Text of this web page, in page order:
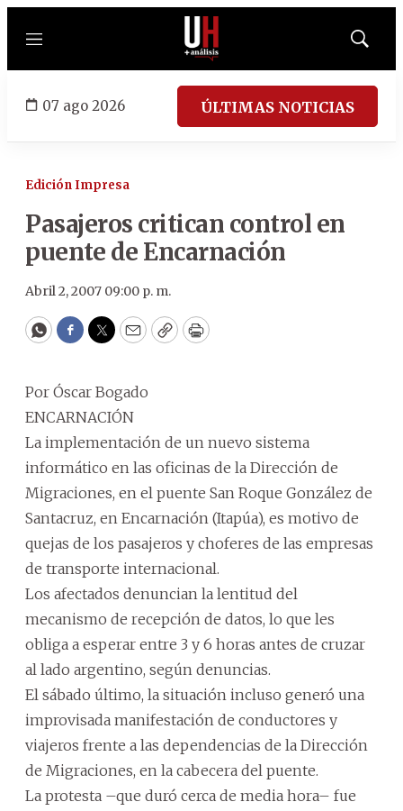
Menú
Mostrar
07 ago 2026 ÚLTIMAS NOTICIAS
Edición Impresa
Pasajeros critican control en
puente de Encarnación
Abril 2, 2007 09:00 p. m.
WhatsApp
Facebook
Twitter
EmailCopyPrint
Por Óscar Bogado
ENCARNACIÓN
La implementación de un nuevo sistema
informático en las oficinas de la Dirección de
Migraciones, en el puente San Roque González de
Santacruz, en Encarnación (Itapúa), es motivo de
quejas de los pasajeros y choferes de las empresas
de transporte internacional.
Los afectados denuncian la lentitud del
mecanismo de recepción de datos, lo que les
obliga a esperar entre 3 y 6 horas antes de cruzar
al lado argentino, según denuncias.
El sábado último, la situación incluso generó una
improvisada manifestación de conductores y
viajeros frente a las dependencias de la Dirección
de Migraciones, en la cabecera del puente.
La protesta –que duró cerca de media hora– fue